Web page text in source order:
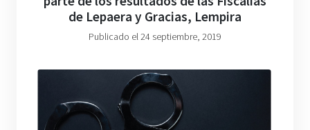
de Lepaera y Gracias, Lempira
Publicado el 24 septiembre, 2019